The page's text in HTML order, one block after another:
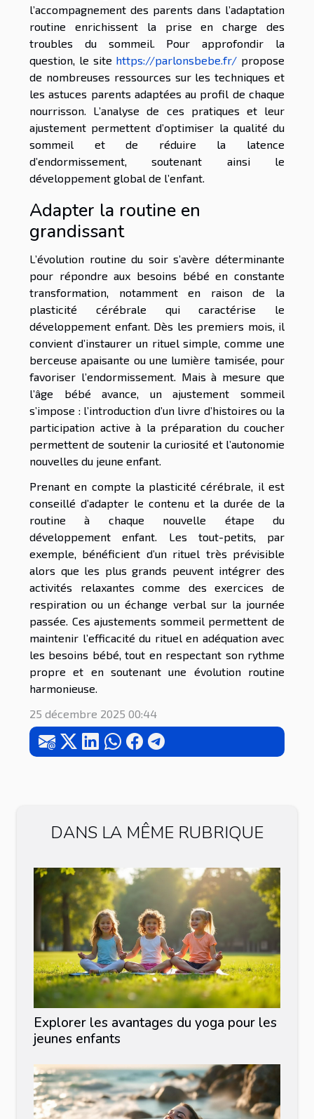
l’accompagnement des parents dans l’adaptation
routine enrichissent la prise en charge des
troubles du sommeil. Pour approfondir la
question, le site https://parlonsbebe.fr/ propose
de nombreuses ressources sur les techniques et
les astuces parents adaptées au profil de chaque
nourrisson. L’analyse de ces pratiques et leur
ajustement permettent d’optimiser la qualité du
sommeil et de réduire la latence
d’endormissement, soutenant ainsi le
développement global de l’enfant.
Adapter la routine en
grandissant
L’évolution routine du soir s’avère déterminante
pour répondre aux besoins bébé en constante
transformation, notamment en raison de la
plasticité cérébrale qui caractérise le
développement enfant. Dès les premiers mois, il
convient d’instaurer un rituel simple, comme une
berceuse apaisante ou une lumière tamisée, pour
favoriser l’endormissement. Mais à mesure que
l’âge bébé avance, un ajustement sommeil
s’impose : l’introduction d’un livre d’histoires ou la
participation active à la préparation du coucher
permettent de soutenir la curiosité et l’autonomie
nouvelles du jeune enfant.
Prenant en compte la plasticité cérébrale, il est
conseillé d’adapter le contenu et la durée de la
routine à chaque nouvelle étape du
développement enfant. Les tout-petits, par
exemple, bénéficient d’un rituel très prévisible
alors que les plus grands peuvent intégrer des
activités relaxantes comme des exercices de
respiration ou un échange verbal sur la journée
passée. Ces ajustements sommeil permettent de
maintenir l’efficacité du rituel en adéquation avec
les besoins bébé, tout en respectant son rythme
propre et en soutenant une évolution routine
harmonieuse.
25 décembre 2025 00:44
DANS LA MÊME RUBRIQUE
Explorer les avantages du yoga pour les
jeunes enfants